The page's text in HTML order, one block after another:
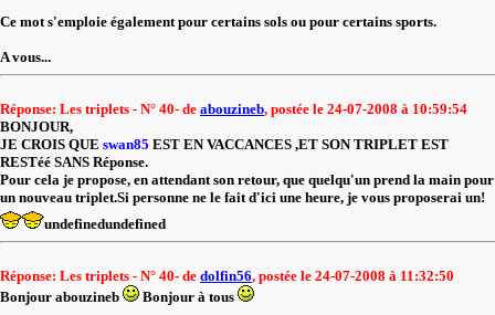
Ce mot s'emploie également pour certains sols ou pour certains sports.
A vous...
Réponse: Les triplets - N° 40- de abouzineb, postée le 24-07-2008 à 10:59:54
BONJOUR,
JE CROIS QUE swan85 EST EN VACCANCES ,ET SON TRIPLET EST
RESTéé SANS Réponse.
Pour cela je propose, en attendant son retour, que quelqu'un prend la main pour
un nouveau triplet.Si personne ne le fait d'ici une heure, je vous proposerai un!
undefinedundefined
Réponse: Les triplets - N° 40- de dolfin56, postée le 24-07-2008 à 11:32:50
Bonjour abouzineb
Bonjour à tous